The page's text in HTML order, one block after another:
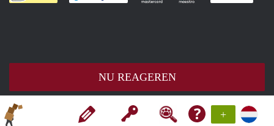
+
NU REAGEREN